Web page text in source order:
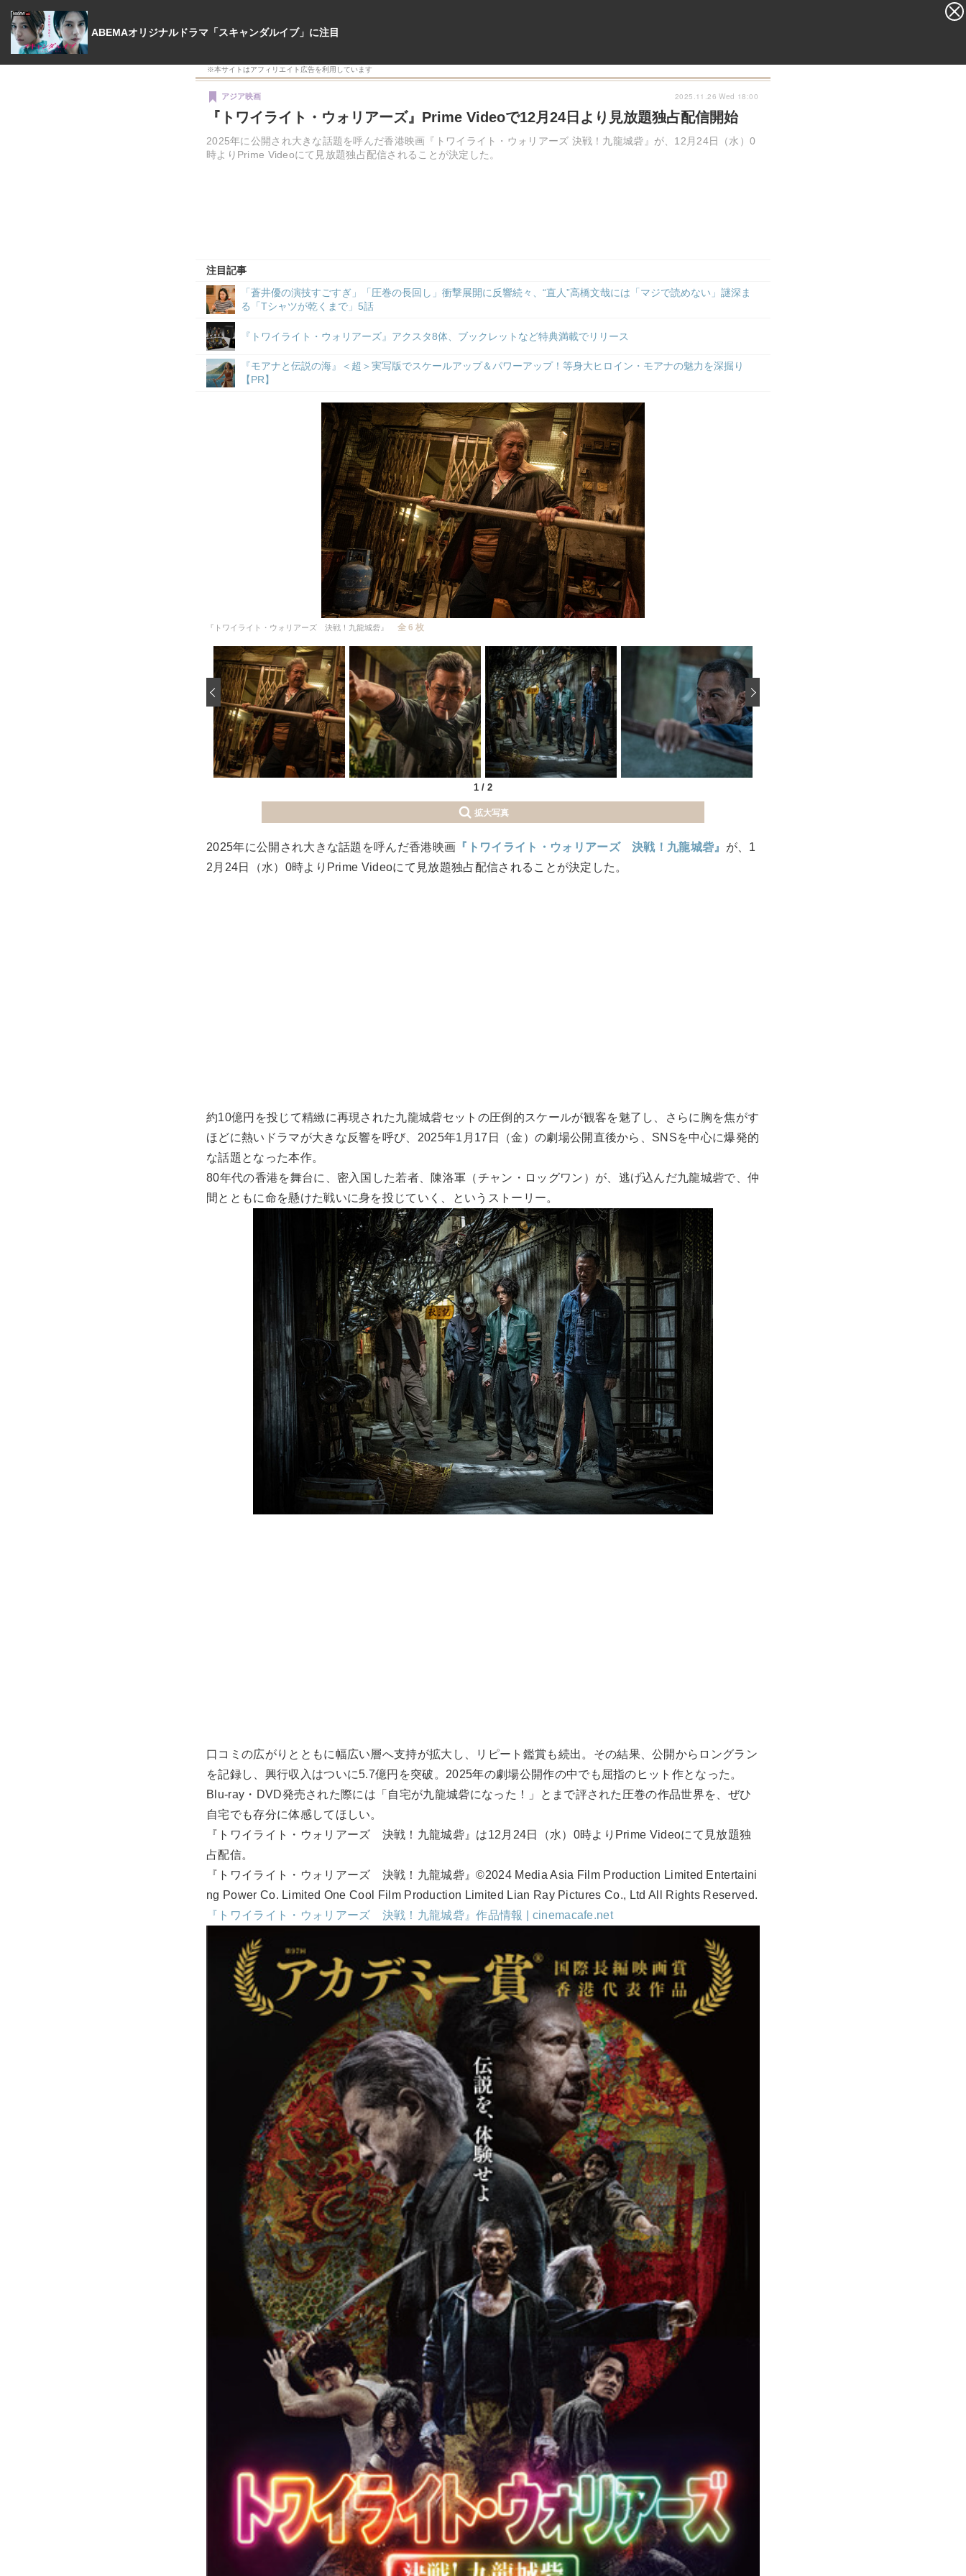
※本サイトはアフィリエイト広告を利用しています
『トワイライト・ウォリアーズ』Prime Videoで12月24日より見放題独占配信開始
2025年に公開され大きな話題を呼んだ香港映画『トワイライト・ウォリアーズ 決戦！九龍城砦』が、12月24日（水）0
時よりPrime Videoにて見放題独占配信されることが決定した。
アジア映画
注目記事
「蒼井優の演技すごすぎ」「圧巻の長回し」衝撃展開に反響続々、“直人”高橋文哉には「マジで読めない」謎深ま
る「Tシャツが乾くまで」5話
『トワイライト・ウォリアーズ』アクスタ8体、ブックレットなど特典満載でリリース
『モアナと伝説の海』＜超＞実写版でスケールアップ＆パワーアップ！等身大ヒロイン・モアナの魅力を深掘り
【PR】
2025.11.26 Wed 18:00
『トワイライト・ウォリアーズ 決戦！九龍城砦』 全 6 枚
1 / 2
‹
拡大写真
2025年に公開され大きな話題を呼んだ香港映画 『トワイライト・ウォリアーズ 決戦！九龍城砦』 が、1
2月24日（水）0時よりPrime Videoにて見放題独占配信されることが決定した。
約10億円を投じて精緻に再現された九龍城砦セットの圧倒的スケールが観客を魅了し、さらに胸を焦がす
ほどに熱いドラマが大きな反響を呼び、2025年1月17日（金）の劇場公開直後から、SNSを中心に爆発的
な話題となった本作。
80年代の香港を舞台に、密入国した若者、陳洛軍（チャン・ロッグワン）が、逃げ込んだ九龍城砦で、仲
間とともに命を懸けた戦いに身を投じていく、というストーリー。
口コミの広がりとともに幅広い層へ支持が拡大し、リピート鑑賞も続出。その結果、公開からロングラン
を記録し、興行収入はついに5.7億円を突破。2025年の劇場公開作の中でも屈指のヒット作となった。
Blu-ray・DVD発売された際には「自宅が九龍城砦になった！」とまで評された圧巻の作品世界を、ぜひ
自宅でも存分に体感してほしい。
『トワイライト・ウォリアーズ 決戦！九龍城砦』は12月24日（水）0時よりPrime Videoにて見放題独
占配信。
『トワイライト・ウォリアーズ 決戦！九龍城砦』©2024 Media Asia Film Production Limited Entertaini
ng Power Co. Limited One Cool Film Production Limited Lian Ray Pictures Co., Ltd All Rights Reserved.
『トワイライト・ウォリアーズ 決戦！九龍城砦』作品情報 | cinemacafe.net
シネマカフェ